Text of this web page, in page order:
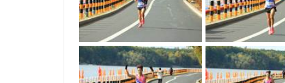
Pw9mmEkx1QF2kWmek30NSGzNfJrtOH002BzYmqglmrHN7HNq8K3CzgP2f64lTCwK